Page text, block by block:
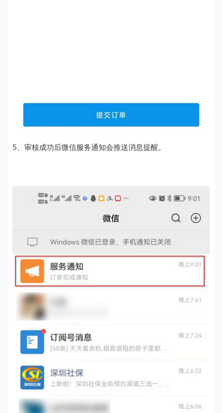
5、审核成功后微信服务通知会推送消息提醒。